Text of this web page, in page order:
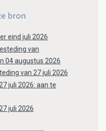
bron
eind juli 2026
van
04 augustus 2026
van 27 juli 2026
juli 2026: aan te
juli 2026